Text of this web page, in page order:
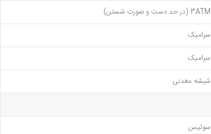
3ATM (در حد دست و صورت شستن)
سرامیک
سرامیک
شیشه معدنی
سوئیس